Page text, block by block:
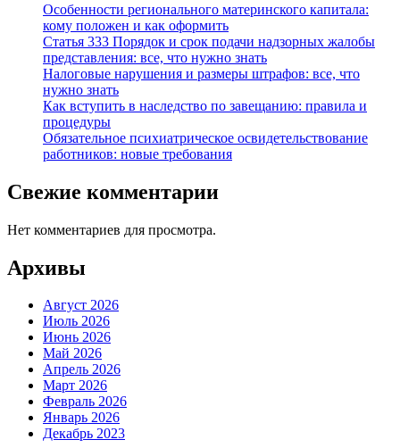
Особенности регионального материнского капитала:
кому положен и как оформить
Статья 333 Порядок и срок подачи надзорных жалобы
представления: все, что нужно знать
Налоговые нарушения и размеры штрафов: все, что
нужно знать
Как вступить в наследство по завещанию: правила и
процедуры
Обязательное психиатрическое освидетельствование
работников: новые требования
Свежие комментарии
Нет комментариев для просмотра.
Архивы
Август 2026
Июль 2026
Июнь 2026
Май 2026
Апрель 2026
Март 2026
Февраль 2026
Январь 2026
Декабрь 2023